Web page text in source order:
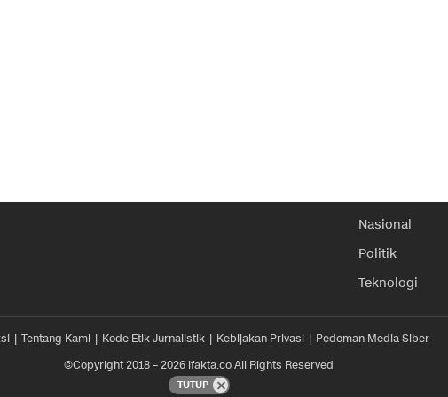
Nasional
Politik
Teknologi
Tentang Kami Kode Etik Jurnalistik Kebijakan Privasi
Pedoman Media Siber
©Copyright 2018 – 2026 ifakta.co All Rights Reserved
TUTUP